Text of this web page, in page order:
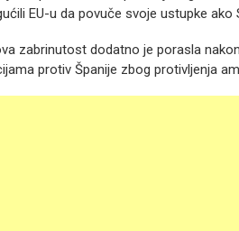
EU-u da povuče svoje ustupke ako
zabrinutost dodatno je porasla
protiv Španije zbog protivljenja